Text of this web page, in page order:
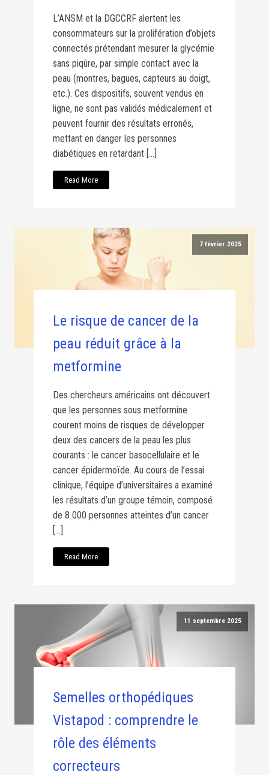
L’ANSM et la DGCCRF alertent les
consommateurs sur la prolifération d’objets
connectés prétendant mesurer la glycémie
sans piqûre, par simple contact avec la
peau (montres, bagues, capteurs au doigt,
etc.). Ces dispositifs, souvent vendus en
ligne, ne sont pas validés médicalement et
peuvent fournir des résultats erronés,
mettant en danger les personnes
diabétiques en retardant […]
Read More
7 février 2025
Le risque de cancer de la
peau réduit grâce à la
metformine
Des chercheurs américains ont découvert
que les personnes sous metformine
courent moins de risques de développer
deux des cancers de la peau les plus
courants : le cancer basocellulaire et le
cancer épidermoïde. Au cours de l’essai
clinique, l’équipe d’universitaires a examiné
les résultats d’un groupe témoin, composé
de 8 000 personnes atteintes d’un cancer
[…]
Read More
11 septembre 2025
Semelles orthopédiques
Vistapod : comprendre le
rôle des éléments
correcteurs